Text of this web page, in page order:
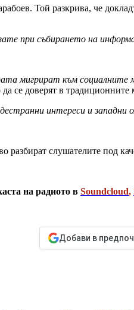
Той разкрива, че
при събирането на
мигрират към социалните
се доверят в традиционните
интереси и западни
разбират слушателите под
на радиото в Soundcloud,
Добави в